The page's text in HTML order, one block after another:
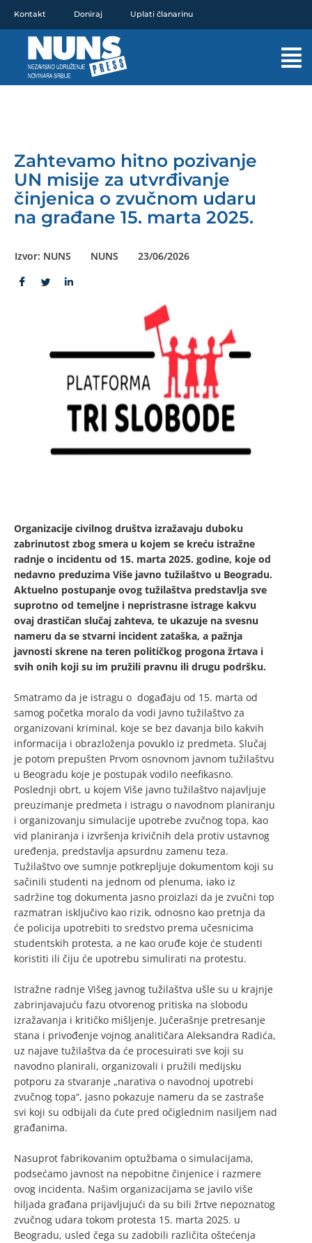
sadržaj
Kontakt Doniraj Uplati članarinu
Zahtevamo hitno pozivanje
UN misije za utvrđivanje
činjenica o zvučnom udaru
na građane 15. marta 2025.
Izvor: NUNS NUNS 23/06/2026
Organizacije civilnog društva izražavaju duboku
zabrinutost zbog smera u kojem se kreću istražne
radnje o incidentu od 15. marta 2025. godine, koje od
nedavno preduzima Više javno tužilaštvo u Beogradu.
Aktuelno postupanje ovog tužilaštva predstavlja sve
suprotno od temeljne i nepristrasne istrage kakvu
ovaj drastičan slučaj zahteva, te ukazuje na svesnu
nameru da se stvarni incident zataška, a pažnja
javnosti skrene na teren političkog progona žrtava i
svih onih koji su im pružili pravnu ili drugu podršku.
Smatramo da je istragu o događaju od 15. marta od
samog početka moralo da vodi Javno tužilaštvo za
organizovani kriminal, koje se bez davanja bilo kakvih
informacija i obrazloženja povuklo iz predmeta. Slučaj
je potom prepušten Prvom osnovnom javnom tužilaštvu
u Beogradu koje je postupak vodilo neefikasno.
Poslednji obrt, u kojem Više javno tužilaštvo najavljuje
preuzimanje predmeta i istragu o navodnom planiranju
i organizovanju simulacije upotrebe zvučnog topa, kao
vid planiranja i izvršenja krivičnih dela protiv ustavnog
uređenja, predstavlja apsurdnu zamenu teza.
Tužilaštvo ove sumnje potkrepljuje dokumentom koji su
sačinili studenti na jednom od plenuma, iako iz
sadržine tog dokumenta jasno proizlazi da je zvučni top
razmatran isključivo kao rizik, odnosno kao pretnja da
će policija upotrebiti to sredstvo prema učesnicima
studentskih protesta, a ne kao oruđe koje će studenti
koristiti ili čiju će upotrebu simulirati na protestu.
Istražne radnje Višeg javnog tužilaštva ušle su u krajnje
zabrinjavajuću fazu otvorenog pritiska na slobodu
izražavanja i kritičko mišljenje. Jučerašnje pretresanje
stana i privođenje vojnog analitičara Aleksandra Radića,
uz najave tužilaštva da će procesuirati sve koji su
navodno planirali, organizovali i pružili medijsku
potporu za stvaranje „narativa o navodnoj upotrebi
zvučnog topa“, jasno pokazuje nameru da se zastraše
svi koji su odbijali da ćute pred očiglednim nasiljem nad
građanima.
Nasuprot fabrikovanim optužbama o simulacijama,
podsećamo javnost na nepobitne činjenice i razmere
ovog incidenta. Našim organizacijama se javilo više
hiljada građana prijavljujući da su bili žrtve nepoznatog
zvučnog udara tokom protesta 15. marta 2025. u
Beogradu, usled čega su zadobili različita oštećenja